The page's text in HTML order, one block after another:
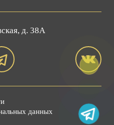
д. 38А
данных